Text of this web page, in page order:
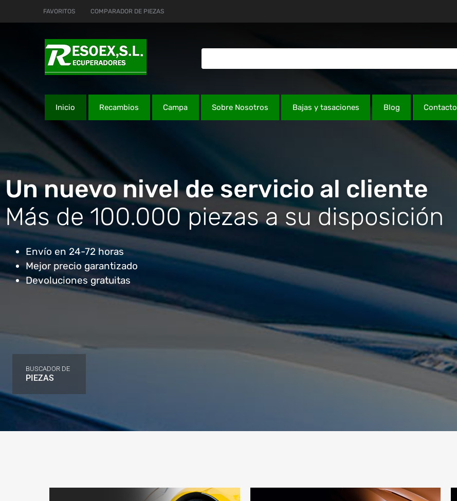
FAVORITOS COMPARADOR DE PIEZAS
Inicio Recambios Campa Sobre Nosotros Bajas y tasaciones Blog Contacto
Un nuevo nivel de servicio al cliente
Más de 100.000 piezas a su disposición
Envío en 24-72 horas
Mejor precio garantizado
Devoluciones gratuitas
BUSCADOR DE
PIEZAS